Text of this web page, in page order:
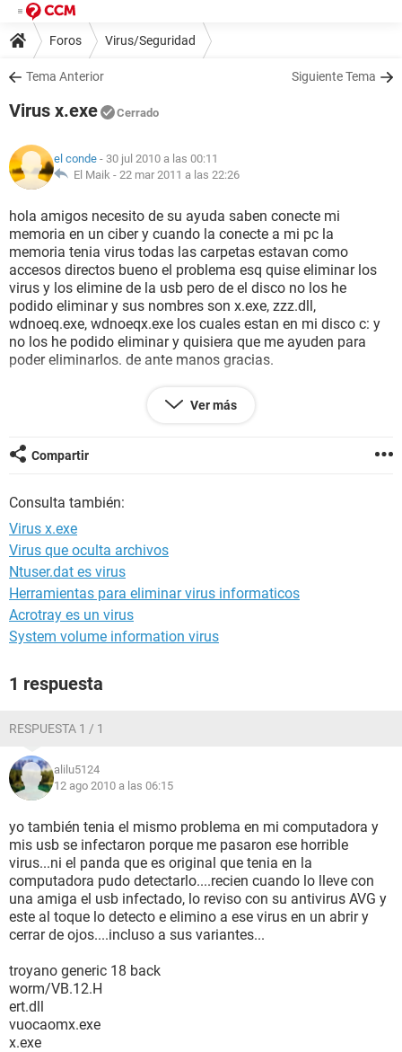
Foros Virus/Seguridad
Tema Anterior Siguiente Tema
Virus x.exe Cerrado
el conde - 30 jul 2010 a las 00:11
El Maik - 22 mar 2011 a las 22:26
hola amigos necesito de su ayuda saben conecte mi
memoria en un ciber y cuando la conecte a mi pc la
memoria tenia virus todas las carpetas estavan como
accesos directos bueno el problema esq quise eliminar los
virus y los elimine de la usb pero de el disco no los he
podido eliminar y sus nombres son x.exe, zzz.dll,
wdnoeq.exe, wdnoeqx.exe los cuales estan en mi disco c: y
no los he podido eliminar y quisiera que me ayuden para
poder eliminarlos. de ante manos gracias.
otro problema y el mas grave que tengo esq estos virus me
borraron la carpeta de respaldo que tenia en la unidad d: de
formatiado mi equipo porq he perdido toda mi informacion.
Ver más
Compartir
Consulta también:
Virus x.exe
Virus que oculta archivos
Ntuser.dat es virus
Herramientas para eliminar virus informaticos
Acrotray es un virus
System volume information virus
1 respuesta
RESPUESTA 1 / 1
alilu5124
12 ago 2010 a las 06:15
yo también tenia el mismo problema en mi computadora y
mis usb se infectaron porque me pasaron ese horrible
virus...ni el panda que es original que tenia en la
computadora pudo detectarlo....recien cuando lo lleve con
una amiga el usb infectado, lo reviso con su antivirus AVG y
este al toque lo detecto e elimino a ese virus en un abrir y
cerrar de ojos....incluso a sus variantes...
troyano generic 18 back
worm/VB.12.H
ert.dll
vuocaomx.exe
x.exe